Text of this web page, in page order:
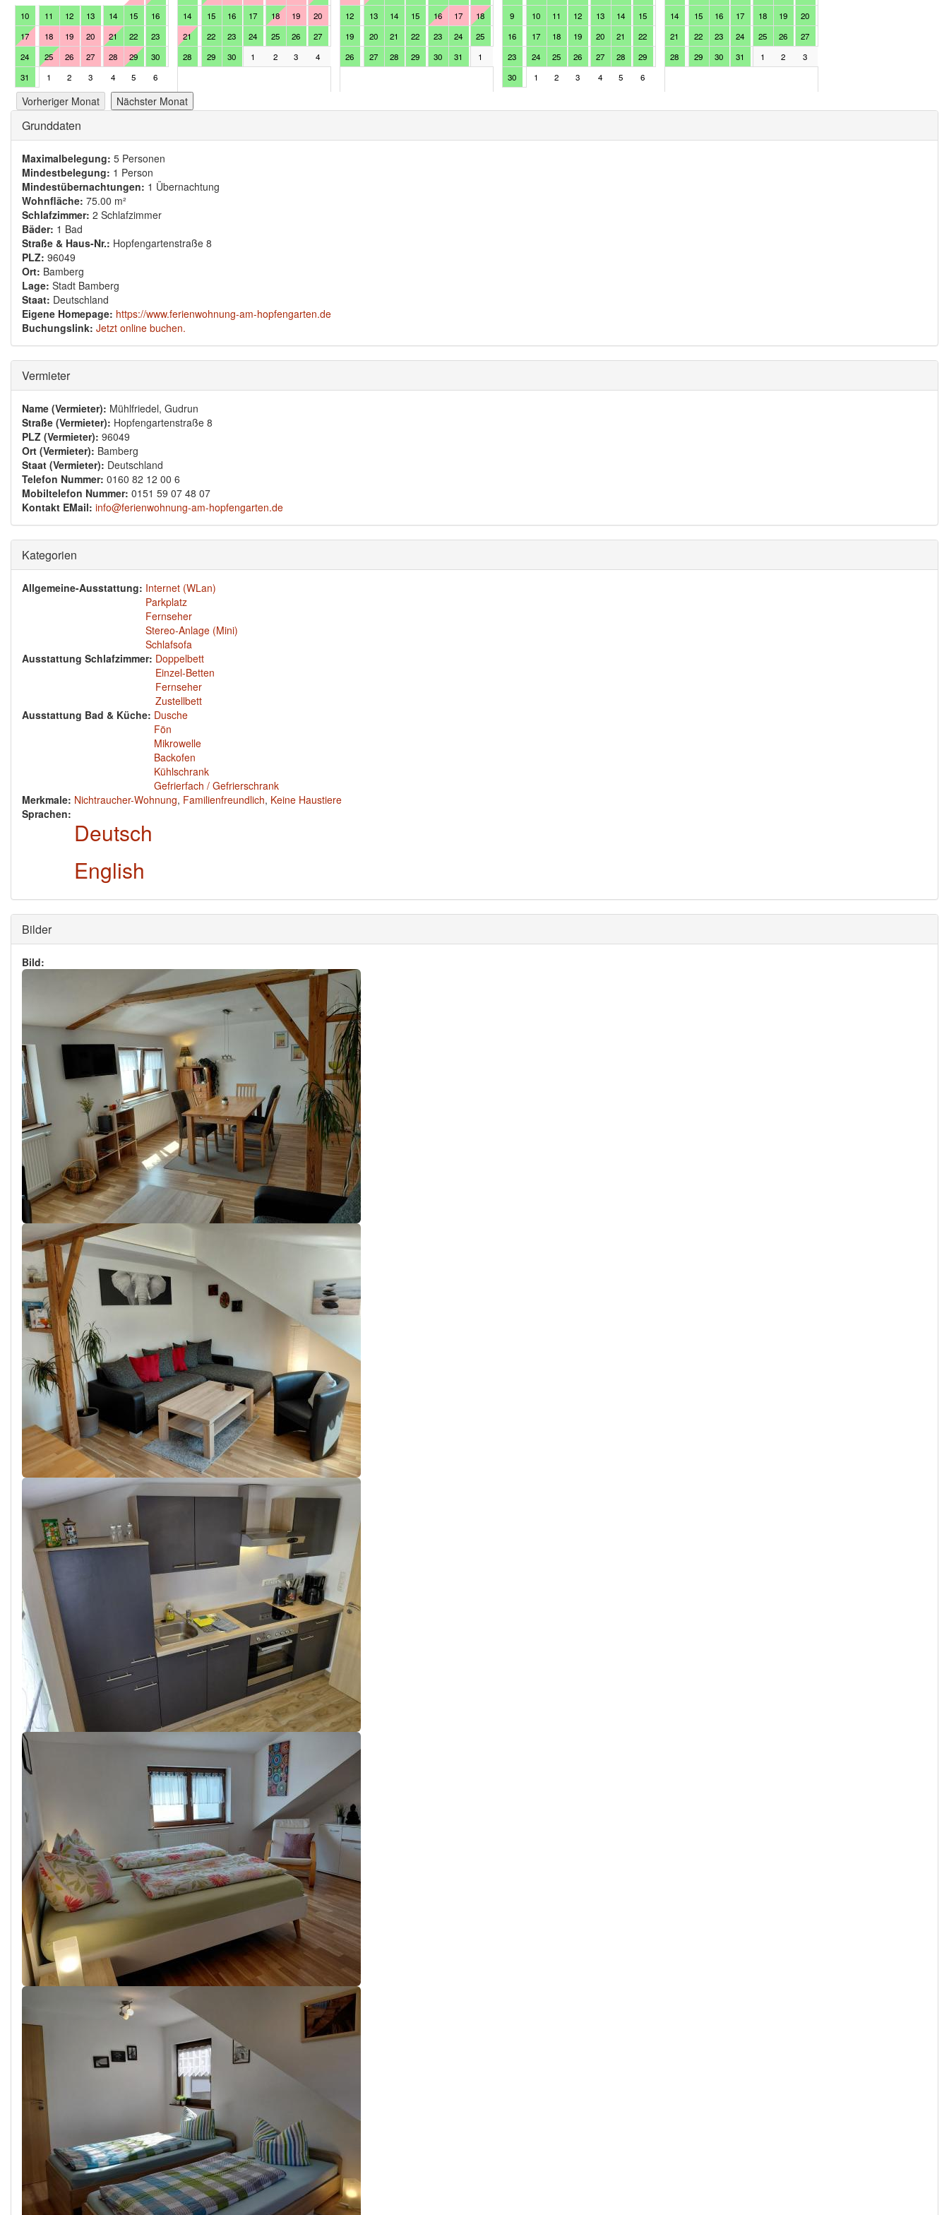
10
11 12 13 14 15
16
17
18 19 20 21 22
23
24
25 26 27 28 29
30
31
1 2 3 4 5 6
14
15 16 17 18 19
20
21
22 23 24 25 26
27
28
29 30 1 2 3 4
12
13 14 15 16 17
18
19
20 21 22 23 24
25
26
27 28 29 30 31 1
9
10 11 12 13 14
15
16
17 18 19 20 21
22
23
24 25 26 27 28
29
30
1 2 3 4 5 6
14
15 16 17 18 19
20
21
22 23 24 25 26
27
28
29 30 31 1 2 3
Vorheriger Monat Nächster Monat
Ausblenden
Grunddaten
Maximalbelegung: 5 Personen
Mindestbelegung: 1 Person
Mindestübernachtungen: 1 Übernachtung
Wohnfläche: 75.00 m²
Schlafzimmer: 2 Schlafzimmer
Bäder: 1 Bad
Straße & Haus-Nr.: Hopfengartenstraße 8
PLZ: 96049
Ort: Bamberg
Lage: Stadt Bamberg
Staat: Deutschland
Eigene Homepage: https://www.ferienwohnung-am-hopfengarten.de
Buchungslink: Jetzt online buchen.
Ausblenden
Vermieter
Name (Vermieter): Mühlfriedel, Gudrun
Straße (Vermieter): Hopfengartenstraße 8
PLZ (Vermieter): 96049
Ort (Vermieter): Bamberg
Staat (Vermieter): Deutschland
Telefon Nummer: 0160 82 12 00 6
Mobiltelefon Nummer: 0151 59 07 48 07
Kontakt EMail: info@ferienwohnung-am-hopfengarten.de
Ausblenden
Kategorien
Allgemeine-Ausstattung: Internet (WLan)
Parkplatz
Fernseher
Stereo-Anlage (Mini)
Schlafsofa
Ausstattung Schlafzimmer: Doppelbett
Einzel-Betten
Fernseher
Zustellbett
Ausstattung Bad & Küche: Dusche
Fön
Mikrowelle
Backofen
Kühlschrank
Gefrierfach / Gefrierschrank
Merkmale: Nichtraucher-Wohnung, Familienfreundlich, Keine Haustiere
Sprachen:
Deutsch
English
Ausblenden
Bilder
Bild: